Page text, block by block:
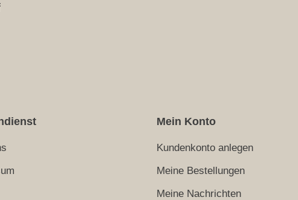
Mein Konto
Kundenkonto anlegen
Meine Bestellungen
Meine Nachrichten